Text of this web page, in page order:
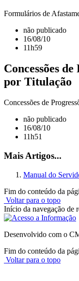
Formulários de
não publicado
16/08/10
11h59
Concessões
por Titulação
Concessões de
não publicado
16/08/10
11h51
Mais Artigos...
Manual do
Fim do conteúdo da
Voltar para o topo
Início da navegação de
Desenvolvido com o
Fim do conteúdo da
Voltar para o topo